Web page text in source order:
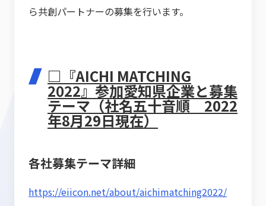
ら共創パートナーの募集を行います。
□『AICHI MATCHING
2022』参加愛知県企業と募集
テーマ（社名五十音順 2022
年8月29日現在）
各社募集テーマ詳細
https://eiicon.net/about/aichimatching2022/